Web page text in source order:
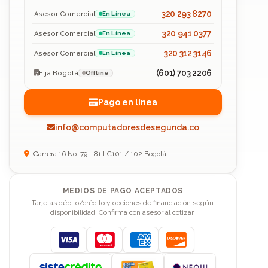
Asesor Comercial En Línea 320 293 8270
Asesor Comercial En Línea 320 941 0377
Asesor Comercial En Línea 320 312 3146
Fija Bogotá Offline (601) 703 2206
Pago en línea
info@computadoresdesegunda.co
Carrera 16 No. 79 - 81 LC101 / 102 Bogotá
MEDIOS DE PAGO ACEPTADOS
Tarjetas débito/crédito y opciones de financiación según
disponibilidad. Confirma con asesor al cotizar.
Visa MastercardAmerican Express
Discover